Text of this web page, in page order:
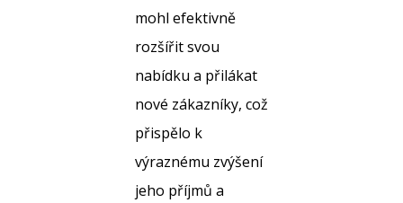
mohl efektivně
rozšířit svou
nabídku a přilákat
nové zákazníky, což
přispělo k
výraznému zvýšení
jeho příjmů a